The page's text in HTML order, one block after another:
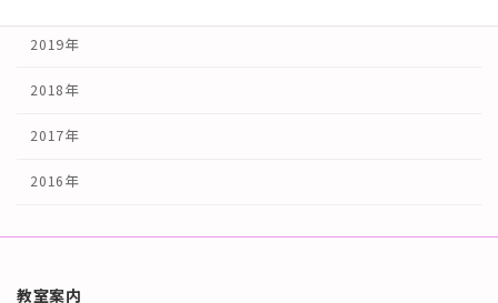
2019年
2018年
2017年
2016年
教室案内